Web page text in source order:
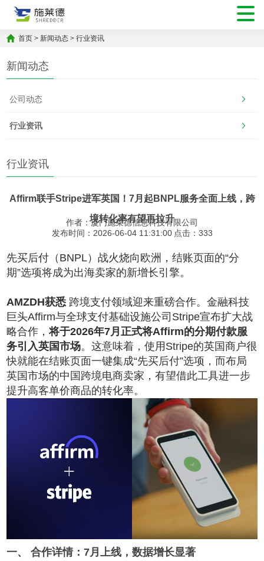
首页 > 新闻动态 >行业资讯
新闻动态
公司动态
行业资讯
行业资讯
Affirm联手Stripe进军英国！7月起BNPL服务全面上线，跨
境转化率有望再拉升
作者：厦门施莱德信息科技有限公司
发布时间：2026-06-04 11:31:00 点击： 333
先买后付（BNPL）战火烧向欧洲，结账页面的“分
期”选项将成为出海卖家的新增长引擎。
AMZDH获悉 跨境支付领域迎来重磅合作。金融科技
巨头Affirm与全球支付基础设施公司Stripe宣布扩大战
略合作，将于2026年7月正式将Affirm的分期付款服
务引入英国市场。这意味着，使用Stripe的英国商户很
快就能在结账页面一键集成“先买后付”选项，而布局
英国市场的中国跨境电商卖家，有望借此工具进一步
提升高客单价商品的转化率。
一、 合作详情：7月上线，数据增长显著